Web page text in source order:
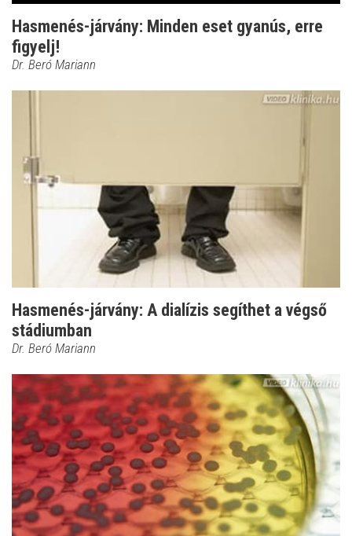
Hasmenés-járvány: Minden eset gyanús, erre
figyelj!
Dr. Beró Mariann
Hasmenés-járvány: A dialízis segíthet a végső
stádiumban
Dr. Beró Mariann